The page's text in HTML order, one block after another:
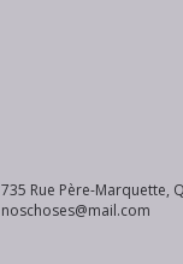
735 Rue Père-Marquette,
noschoses@mail.com